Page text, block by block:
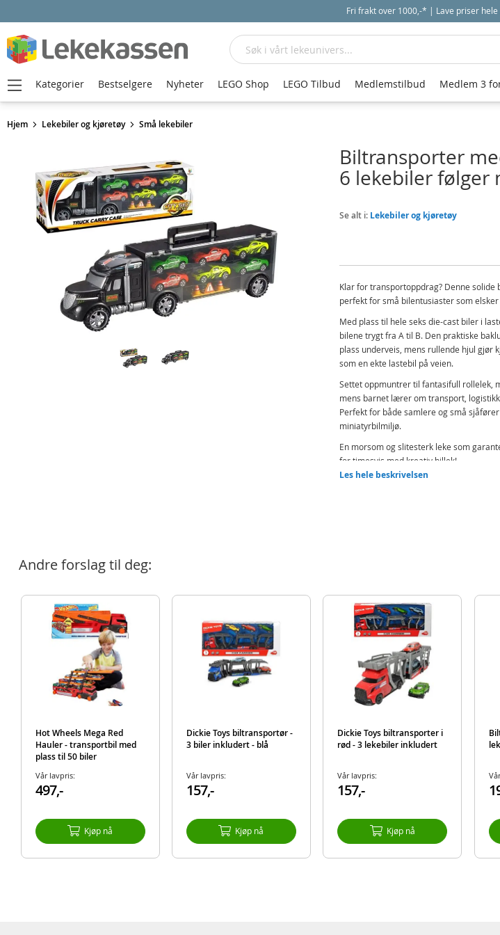
Fri frakt over 1000,-* | Lave priser
Hjem Lekebiler og kjøretøy Små lekebiler
Biltransporter
6 lekebiler følger
Se alt i: Lekebiler og kjøretøy
Klar for transportoppdrag? Denne
perfekt for små bilentusiaster som
Med plass til hele seks die-cast biler i
bilene trygt fra A til B. Den praktiske
plass underveis, mens rullende hjul gjør
som en ekte lastebil på veien.
Settet oppmuntrer til fantasifull rollelek,
mens barnet lærer om transport,
Perfekt for både samlere og små
miniatyrbilmiljø.
En morsom og slitesterk leke som
for timesvis med kreativ billek!
Inneholder:
Detaljer: fra 3 år
Merk: Bilene som følger med kan avvike
Les hele beskrivelsen
Andre forslag til deg:
Hot Wheels Mega Red
Hauler - transportbil med
plass til 50 biler
Vår lavpris:
497,-
Kjøp nå
Dickie Toys biltransportør -
3 biler inkludert - blå
Vår lavpris:
157,-
Kjøp nå
Dickie Toys biltransporter i
rød - 3 lekebiler inkludert
Vår lavpris:
157,-
Kjøp nå
Søk
Kategorier Bestselgere Nyheter LEGO Shop LEGO Tilbud Medlemstilbud Medlem 3